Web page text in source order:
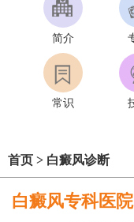
简介
常识
首页 > 白癜风诊断
白癜风专科医